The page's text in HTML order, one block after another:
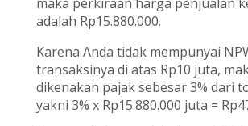
maka perkiraan harga penjualan
adalah Rp15.880.000.
Karena Anda tidak mempunyai
transaksinya di atas Rp10 juta,
dikenakan pajak sebesar 3% dari
yakni 3% x Rp15.880.000 juta =